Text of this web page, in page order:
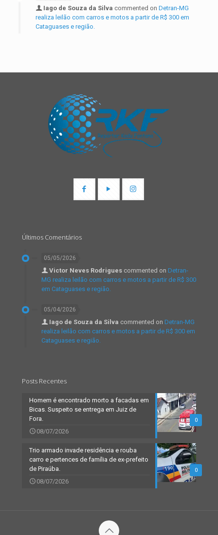
Iago de Souza da Silva commented on Detran-MG
realiza leilão com carros e motos a partir de R$ 300 em
Cataguases e região.
Últimos Comentários
05/05/2026
Victor Neves Rodrigues commented on Detran-
MG realiza leilão com carros e motos a partir de R$ 300
em Cataguases e região.
05/04/2026
Iago de Souza da Silva commented on Detran-MG
realiza leilão com carros e motos a partir de R$ 300 em
Cataguases e região.
Posts Recentes
0
Homem é encontrado morto a facadas em
Bicas. Suspeito se entrega em Juiz de
Fora.
08/07/2026
0
Trio armado invade residência e rouba
carro e pertences de família de ex-prefeito
de Piraúba.
08/07/2026